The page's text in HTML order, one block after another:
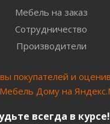
Мебель на заказ
Сотрудничество
Производители
всегда в курсе!